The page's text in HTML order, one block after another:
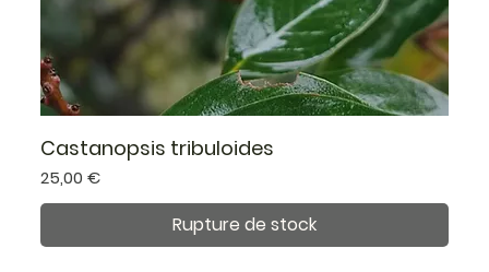
Castanopsis tribuloides
Prix
25,00 €
Rupture de stock